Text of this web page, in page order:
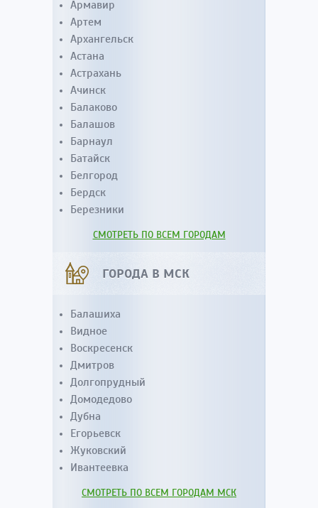
Армавир
Артем
Архангельск
Астана
Астрахань
Ачинск
Балаково
Балашов
Барнаул
Батайск
Белгород
Бердск
Березники
СМОТРЕТЬ ПО ВСЕМ ГОРОДАМ
ГОРОДА В МСК
Балашиха
Видное
Воскресенск
Дмитров
Долгопрудный
Домодедово
Дубна
Егорьевск
Жуковский
Ивантеевка
СМОТРЕТЬ ПО ВСЕМ ГОРОДАМ МСК